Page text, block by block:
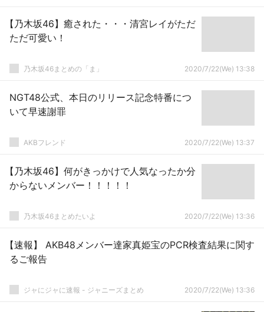
【乃木坂46】癒された・・・清宮レイがただ
ただ可愛い！
乃木坂46まとめの「ま」 2020/7/22(We) 13:38
NGT48公式、本日のリリース記念特番につ
いて早速謝罪
AKBフレンド 2020/7/22(We) 13:37
【乃木坂46】何がきっかけで人気なったか分
からないメンバー！！！！！
乃木坂46まとめたいよ 2020/7/22(We) 13:36
【速報】 AKB48メンバー達家真姫宝のPCR検査結果に関す
るご報告
ジャにジャに速報 - ジャニーズまとめ 2020/7/22(We) 13:36